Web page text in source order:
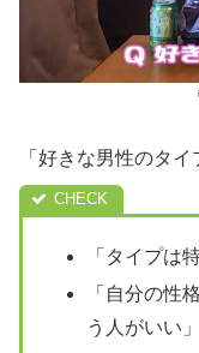
「好きな男性のタ
「タイプは
「自分の性
う人がいい」